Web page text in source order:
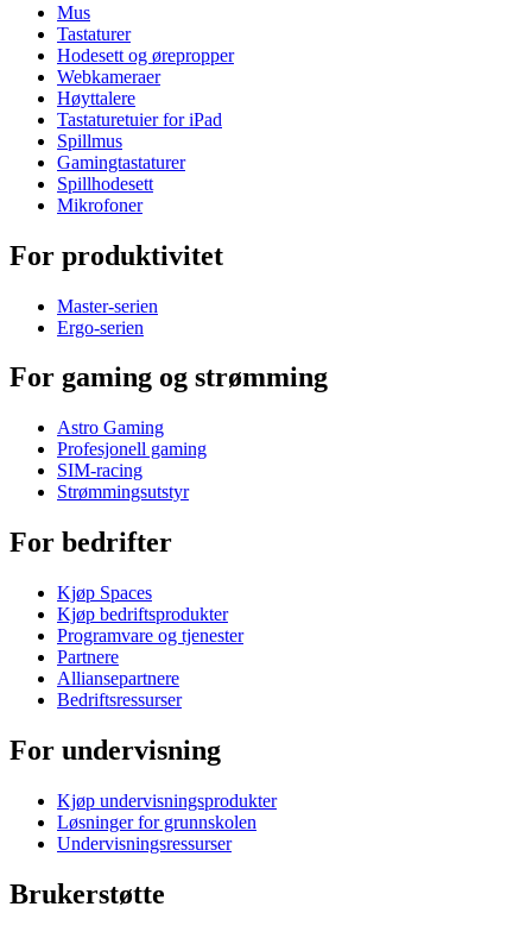
Mus
Tastaturer
Hodesett og ørepropper
Webkameraer
Høyttalere
Tastaturetuier for iPad
Spillmus
Gamingtastaturer
Spillhodesett
Mikrofoner
For produktivitet
Master-serien
Ergo-serien
For gaming og strømming
Astro Gaming
Profesjonell gaming
SIM-racing
Strømmingsutstyr
For bedrifter
Kjøp Spaces
Kjøp bedriftsprodukter
Programvare og tjenester
Partnere
Alliansepartnere
Bedriftsressurser
For undervisning
Kjøp undervisningsprodukter
Løsninger for grunnskolen
Undervisningsressurser
Brukerstøtte